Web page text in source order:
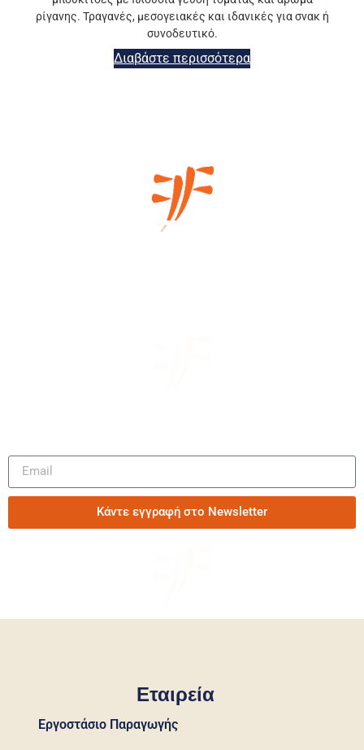
ρίγανης. Τραγανές, μεσογειακές και ιδανικές για σνακ ή
συνοδευτικό.
Διαβάστε περισσότερα
Κάντε εγγραφή στο Newsletter
Εταιρεία
Εργοστάσιο Παραγωγής